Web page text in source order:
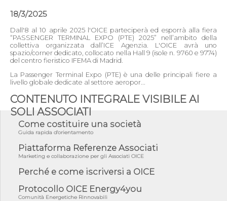
18/3/2025
Dall'8 al 10 aprile 2025 l'OICE parteciperà ed esporrà alla fiera
“PASSENGER TERMINAL EXPO (PTE) 2025” nell’ambito della
collettiva organizzata dall’ICE Agenzia. L'OICE avrà uno
spazio/corner dedicato, collocato nella Hall 9 (isole n. 9760 e 9774)
del centro fieristico IFEMA di Madrid.
La Passenger Terminal Expo (PTE) è una delle principali fiere a
livello globale dedicate al settore aeropor...
CONTENUTO INTEGRALE VISIBILE AI
SOLI ASSOCIATI
Come costituire una società
Guida rapida d'orientamento
Piattaforma Referenze Associati
Marketing e collaborazione per gli Associati OICE
Perché e come iscriversi a OICE
Protocollo OICE Energy4you
Comunità Energetiche Rinnovabili